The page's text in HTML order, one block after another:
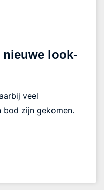
look-
veel
bod zijn gekomen.